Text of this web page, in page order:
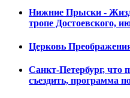
Нижние Прыски -
тропе Достоевского,
Церковь
Санкт-Петербург, что
съездить, программа